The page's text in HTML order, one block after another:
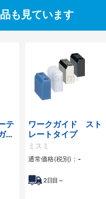
も見ています
テ
イ
ワークガイド スト
レートタイプ
ミスミ
通常価格(税別)： -
2日目～